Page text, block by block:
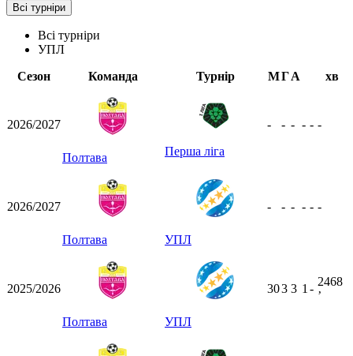
Всі турніри
Всі турніри
УПЛ
Сезон
Команда Турнір МГА хв
2026/2027
Полтава Перша ліга
- - - - - -
2026/2027
Полтава УПЛ
- - - - - -
2025/2026
Полтава УПЛ
303 3 1 -
2468
ʼ